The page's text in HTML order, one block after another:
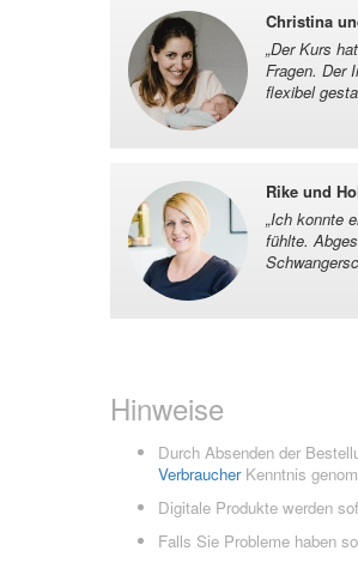
Christina
„Der Kurs
Fragen. Der
flexibel
Rike und
„Ich konnte
fühlte.
Hinweise
Durch Absenden der
VerbraucherKenntnis
Digitale Produkte werden
Falls Sie Probleme haben